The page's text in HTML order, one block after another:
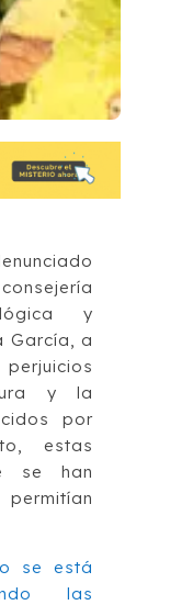
y
García, a
y la
por
estas
se han
se está
las